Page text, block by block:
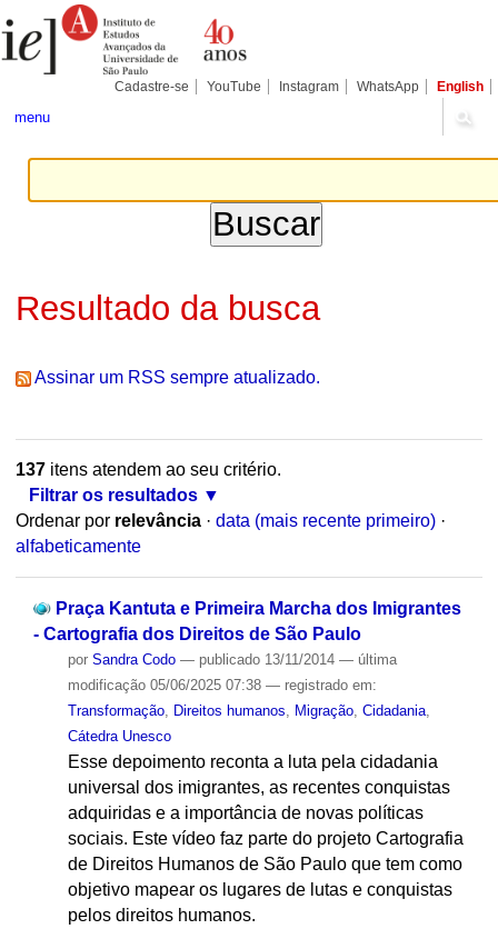
para
conteúdo.
Pessoais
Cadastre-se YouTube Instagram WhatsApp English
menu
Resultado da busca
Assinar um RSS sempre atualizado.
137itens atendem ao seu critério.
Filtrar os resultados
Ordenar por relevância · data (mais recente primeiro) ·
alfabeticamente
Praça Kantuta e Primeira Marcha dos Imigrantes
- Cartografia dos Direitos de São Paulo
por Sandra Codo — publicado13/11/2014 — última
modificação05/06/2025 07:38 — registrado em:
Transformação, Direitos humanos Migração, Cidadania,
Cátedra Unesco
Esse depoimento reconta a luta pela cidadania
universal dos imigrantes, as recentes conquistas
adquiridas e a importância de novas políticas
sociais. Este vídeo faz parte do projeto Cartografia
de Direitos Humanos de São Paulo que tem como
objetivo mapear os lugares de lutas e conquistas
pelos direitos humanos.